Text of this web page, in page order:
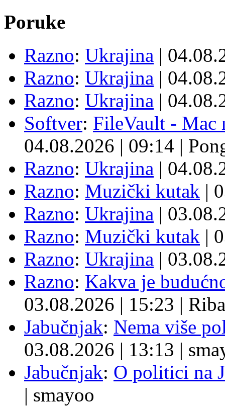
Poruke
Razno: Ukrajina |
Razno: Ukrajina |
Razno: Ukrajina |
Softver: FileVault - Mac
04.08.2026 | 09:14 |
Razno: Ukrajina |
Razno: Muzički kutak |
Razno: Ukrajina |
Razno: Muzički kutak |
Razno: Ukrajina |
Razno: Kakva je
03.08.2026 | 15:23 | Riba
Jabučnjak: Nema više
03.08.2026 | 13:13 |
Jabučnjak: O politici na
| smayoo